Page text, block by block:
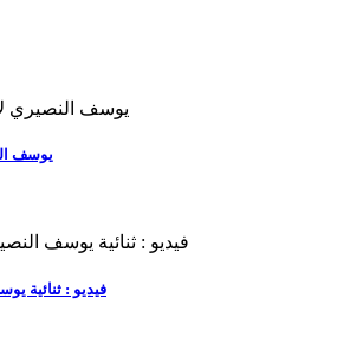
يوسف
فيديو : ثنائية